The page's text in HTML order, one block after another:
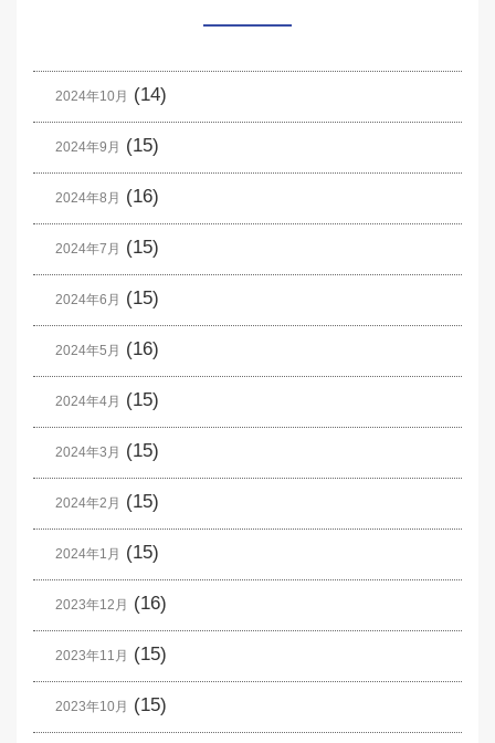
2024年10月 (14)
2024年9月 (15)
2024年8月 (16)
2024年7月 (15)
2024年6月 (15)
2024年5月 (16)
2024年4月 (15)
2024年3月 (15)
2024年2月 (15)
2024年1月 (15)
2023年12月 (16)
2023年11月 (15)
2023年10月 (15)